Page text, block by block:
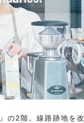
の2階。線路跡地を改